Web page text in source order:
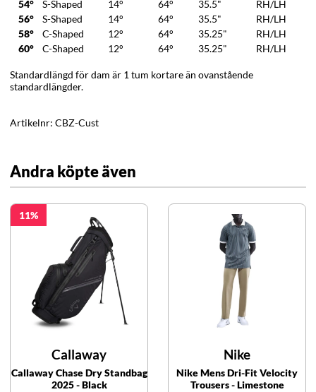
54° S-Shaped 14° 64° 35.5"
RH/LH
56°
S-Shaped 14° 64° 35.5"
RH/LH
58°
C-Shaped 12° 64° 35.25"
RH/LH
60°
C-Shaped 12° 64° 35.25" RH/LH
Standardlängd för dam är 1 tum kortare än ovanstående
standardlängder.
Artikelnr: CBZ-Cust
Andra köpte även
11
Callaway
Callaway Chase Dry Standbag
2025 - Black
Nike
Nike Mens Dri-Fit Velocity
Trousers - Limestone